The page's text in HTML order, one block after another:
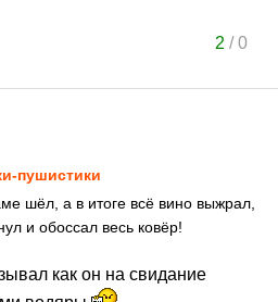
2 /0
пушистики
шёл, а в итоге всё вино выжрал,
и обоссал весь ковёр!
как он на свидание